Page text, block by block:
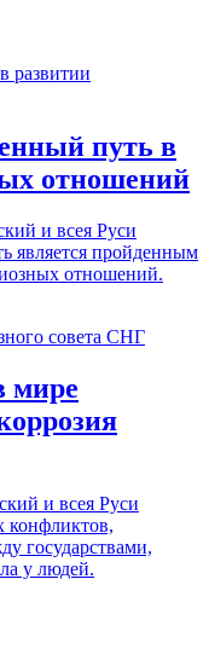
путь в
отношений
и всея Руси
является пройденным
отношений.
мире
и всея Руси
конфликтов,
государствами,
у людей.